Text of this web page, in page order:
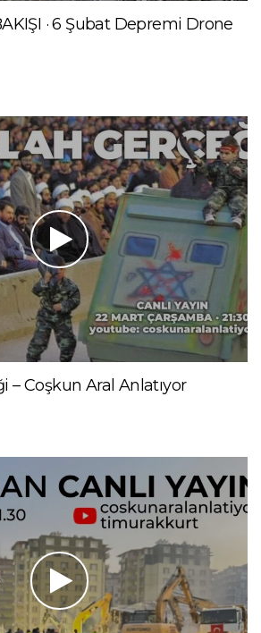
· 6 Şubat Depremi Drone
– Coşkun Aral Anlatıyor